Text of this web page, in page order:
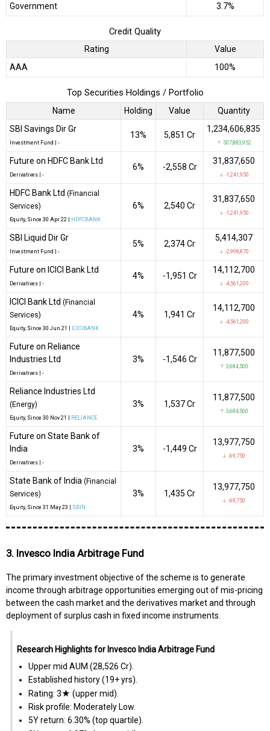
Government
3.7%
Credit Quality
Rating
Value
AAA
100%
Top Securities Holdings / Portfolio
Name Holding Value
Quantity
SBI Savings Dir Gr
Investment Fund -
13% ₹5,851 Cr
1,234,606,835
↑ 507,883,952
Future on HDFC Bank Ltd
Derivatives -
6% -₹2,558 Cr
31,837,650
↓ -1,241,950
HDFC Bank Ltd (Financial
Services)
Equity , Since 30 Apr 22 | HDFCBANK
6% ₹2,540 Cr
31,837,650
↓ -1,241,950
SBI Liquid Dir Gr
Investment Fund -
5% ₹2,374 Cr
5,414,307
↓ -2,998,870
Future on ICICI Bank Ltd
Derivatives -
4% -₹1,951 Cr
14,112,700
↓ -4,561,200
ICICI Bank Ltd (Financial
Services)
Equity , Since 30 Jun 21 | ICICIBANK
4% ₹1,941 Cr
14,112,700
↓ -4,561,200
Future on Reliance
Industries Ltd
Derivatives -
3% -₹1,546 Cr
11,877,500
↑ 3,684,500
Reliance Industries Ltd
(Energy)
Equity , Since 30 Nov 21 | RELIANCE
3% ₹1,537 Cr
11,877,500
↑ 3,684,500
Future on State Bank of
India
Derivatives -
3% -₹1,449 Cr
13,977,750
↓ -69,750
State Bank of India (Financial
Services)
Equity , Since 31 May 23 | SBIN
3% ₹1,435 Cr
13,977,750
↓ -69,750
3. Invesco India Arbitrage Fund
The primary investment objective of the scheme is to generate
income through arbitrage opportunities emerging out of mis-pricing
between the cash market and the derivatives market and through
deployment of surplus cash in fixed income instruments.
Research Highlights for Invesco India Arbitrage Fund
Upper mid AUM (₹28,526 Cr).
Established history (19+ yrs).
Rating: 3★ (upper mid).
Risk profile: Moderately Low.
5Y return: 6.30% (top quartile).